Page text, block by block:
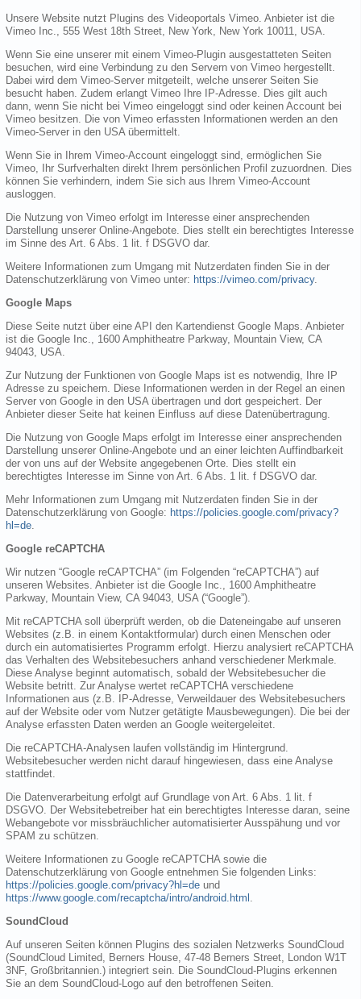
Unsere Website nutzt Plugins des Videoportals Vimeo. Anbieter ist die
Vimeo Inc., 555 West 18th Street, New York, New York 10011, USA.
Wenn Sie eine unserer mit einem Vimeo-Plugin ausgestatteten Seiten
besuchen, wird eine Verbindung zu den Servern von Vimeo hergestellt.
Dabei wird dem Vimeo-Server mitgeteilt, welche unserer Seiten Sie
besucht haben. Zudem erlangt Vimeo Ihre IP-Adresse. Dies gilt auch
dann, wenn Sie nicht bei Vimeo eingeloggt sind oder keinen Account bei
Vimeo besitzen. Die von Vimeo erfassten Informationen werden an den
Vimeo-Server in den USA übermittelt.
Wenn Sie in Ihrem Vimeo-Account eingeloggt sind, ermöglichen Sie
Vimeo, Ihr Surfverhalten direkt Ihrem persönlichen Profil zuzuordnen. Dies
können Sie verhindern, indem Sie sich aus Ihrem Vimeo-Account
ausloggen.
Die Nutzung von Vimeo erfolgt im Interesse einer ansprechenden
Darstellung unserer Online-Angebote. Dies stellt ein berechtigtes Interesse
im Sinne des Art. 6 Abs. 1 lit. f DSGVO dar.
Weitere Informationen zum Umgang mit Nutzerdaten finden Sie in der
Datenschutzerklärung von Vimeo unter: https://vimeo.com/privacy.
Google Maps
Diese Seite nutzt über eine API den Kartendienst Google Maps. Anbieter
ist die Google Inc., 1600 Amphitheatre Parkway, Mountain View, CA
94043, USA.
Zur Nutzung der Funktionen von Google Maps ist es notwendig, Ihre IP
Adresse zu speichern. Diese Informationen werden in der Regel an einen
Server von Google in den USA übertragen und dort gespeichert. Der
Anbieter dieser Seite hat keinen Einfluss auf diese Datenübertragung.
Die Nutzung von Google Maps erfolgt im Interesse einer ansprechenden
Darstellung unserer Online-Angebote und an einer leichten Auffindbarkeit
der von uns auf der Website angegebenen Orte. Dies stellt ein
berechtigtes Interesse im Sinne von Art. 6 Abs. 1 lit. f DSGVO dar.
Mehr Informationen zum Umgang mit Nutzerdaten finden Sie in der
Datenschutzerklärung von Google: https://policies.google.com/privacy?
hl=de
Google reCAPTCHA
Wir nutzen “Google reCAPTCHA” (im Folgenden “reCAPTCHA”) auf
unseren Websites. Anbieter ist die Google Inc., 1600 Amphitheatre
Parkway, Mountain View, CA 94043, USA (“Google”).
Mit reCAPTCHA soll überprüft werden, ob die Dateneingabe auf unseren
Websites (z.B. in einem Kontaktformular) durch einen Menschen oder
durch ein automatisiertes Programm erfolgt. Hierzu analysiert reCAPTCHA
das Verhalten des Websitebesuchers anhand verschiedener Merkmale.
Diese Analyse beginnt automatisch, sobald der Websitebesucher die
Website betritt. Zur Analyse wertet reCAPTCHA verschiedene
Informationen aus (z.B. IP-Adresse, Verweildauer des Websitebesuchers
auf der Website oder vom Nutzer getätigte Mausbewegungen). Die bei der
Analyse erfassten Daten werden an Google weitergeleitet.
Die reCAPTCHA-Analysen laufen vollständig im Hintergrund.
Websitebesucher werden nicht darauf hingewiesen, dass eine Analyse
stattfindet.
Die Datenverarbeitung erfolgt auf Grundlage von Art. 6 Abs. 1 lit. f
DSGVO. Der Websitebetreiber hat ein berechtigtes Interesse daran, seine
Webangebote vor missbräuchlicher automatisierter Ausspähung und vor
SPAM zu schützen.
Weitere Informationen zu Google reCAPTCHA sowie die
Datenschutzerklärung von Google entnehmen Sie folgenden Links:
https://policies.google.com/privacy?hl=de und
https://www.google.com/recaptcha/intro/android.html
SoundCloud
Auf unseren Seiten können Plugins des sozialen Netzwerks SoundCloud
(SoundCloud Limited, Berners House, 47-48 Berners Street, London W1T
3NF, Großbritannien.) integriert sein. Die SoundCloud-Plugins erkennen
Sie an dem SoundCloud-Logo auf den betroffenen Seiten.